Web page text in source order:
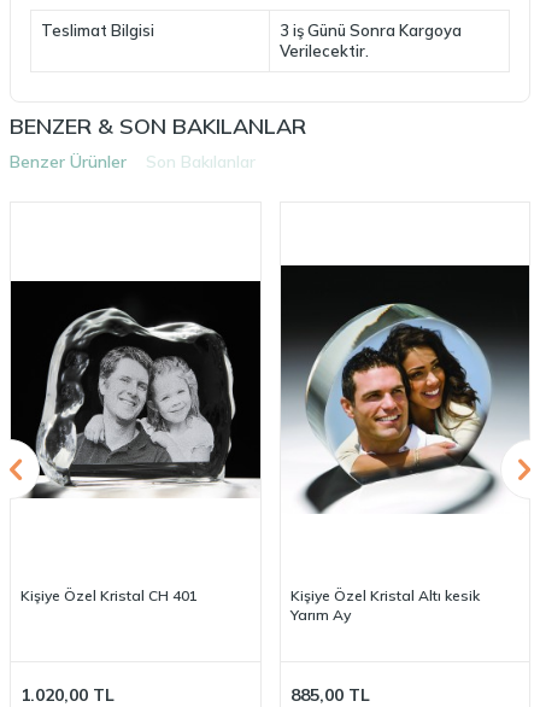
Teslimat Bilgisi
3 iş Günü Sonra Kargoya
Verilecektir.
BENZER & SON BAKILANLAR
Benzer Ürünler Son Bakılanlar
Kişiye Özel Kristal CH 401
1.020,00 TL
Kişiye Özel Kristal Altı kesik
Yarım Ay
885,00TL